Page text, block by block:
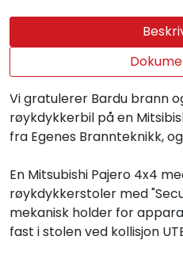
Vi gratulerer Bardu brann
røykdykkerbil på en
fra Egenes Brannteknikk,
En Mitsubishi Pajero 4x4
røykdykkerstoler med
mekanisk holder for
fast i stolen ved kollisjon